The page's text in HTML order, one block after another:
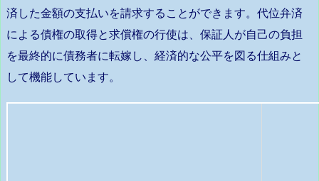
済した金額の支払いを請求することができます。代位弁済
による債権の取得と求償権の行使は、保証人が自己の負担
を最終的に債務者に転嫁し、経済的な公平を図る仕組みと
して機能しています。